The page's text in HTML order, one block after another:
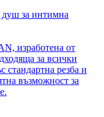
изработена от
за всички
резба и
възможност за